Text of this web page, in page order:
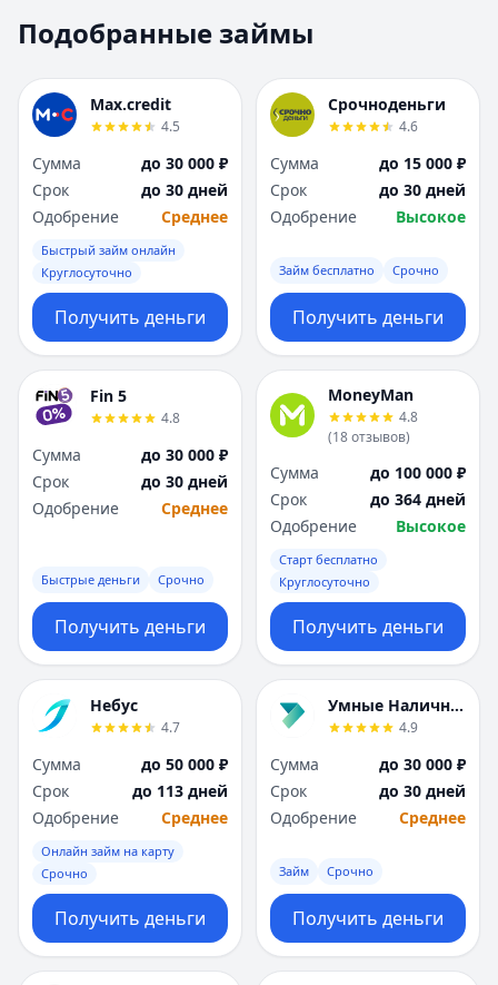
Набережные Челны
Нижний Новгород
Новокузнецк
Новосибирск
Омск
Пенза
Пермь
Р
Ростов-на-Дону
Рязань
С
Самара
Санкт-Петербург
Саратов
Севастополь
Сочи
Сургут
Т
Тверь
Тольятти
Томск
Тула
Ульяновск
Уфа
Хабаровск
Ч
Чебоксары
Челябинск
Набережные
Нижний Новгород
Новокузнецк
Новосибирск
Омск
Пенза
Пермь
Р
Ростов-на-Дону
Рязань
С
Самара
Санкт-Петербург
Саратов
Севастополь
Сочи
Сургут
Т
Тверь
Тольятти
Томск
Тула
Ульяновск
Уфа
Хабаровск
Ч
Чебоксары
Челябинск
Подобранные займы
Max.credit
4.5
Сумма
до 30 000 ₽
Срок
до 30 дней
Одобрение
Среднее
Быстрый займ онлайн
Круглосуточно
Получить деньги
Срочноденьги
4.6
Сумма
до 15 000 ₽
Срок
до 30 дней
Одобрение
Высокое
Займ бесплатно Срочно
Получить деньги
Fin 5
4.8
Сумма
до 30 000 ₽
Срок
до 30 дней
Одобрение
Среднее
Быстрые деньги Срочно
Получить деньги
MoneyMan
4.8
(18отзывов)
Сумма
до 100 000 ₽
Срок
до 364 дней
Одобрение
Высокое
Старт бесплатно
Круглосуточно
Получить деньги
Небус
4.7
Сумма
до 50 000 ₽
Срок
до 113 дней
Одобрение
Среднее
Онлайн займ на карту
Срочно
Получить деньги
Умные Наличные
4.9
Сумма
до 30 000 ₽
Срок
до 30 дней
Одобрение
Среднее
Займ Срочно
Получить деньги